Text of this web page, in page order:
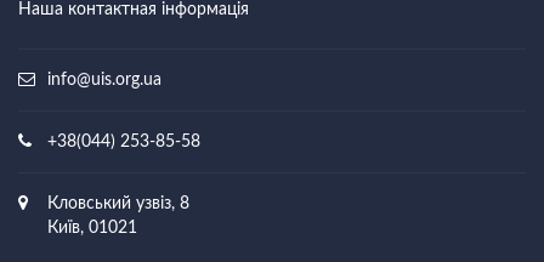
Наша контактная інформація
info@uis.org.ua
+38(044) 253-85-58
Кловський узвіз, 8
Київ, 01021